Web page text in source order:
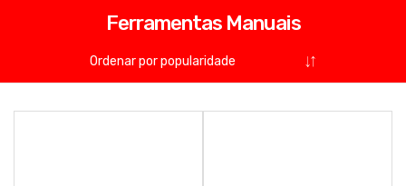
Ferramentas Manuais